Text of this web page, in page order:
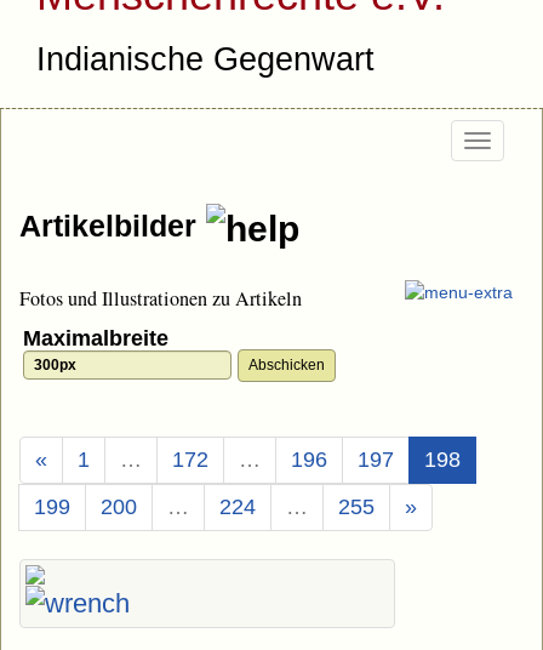
Indianische Gegenwart
Artikelbilder
Fotos und Illustrationen zu Artikeln
Maximalbreite
« 1 … 172 … 196 197 198(Aktuell)
199
200 … 224 … 255 »